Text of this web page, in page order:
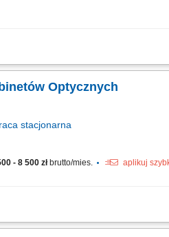
i e-mailowego; Odpowiadanie na
Optycznych
stacjonarna
- 8 500 złbrutto/mies. aplikuj
z salonami oraz gabinetami w